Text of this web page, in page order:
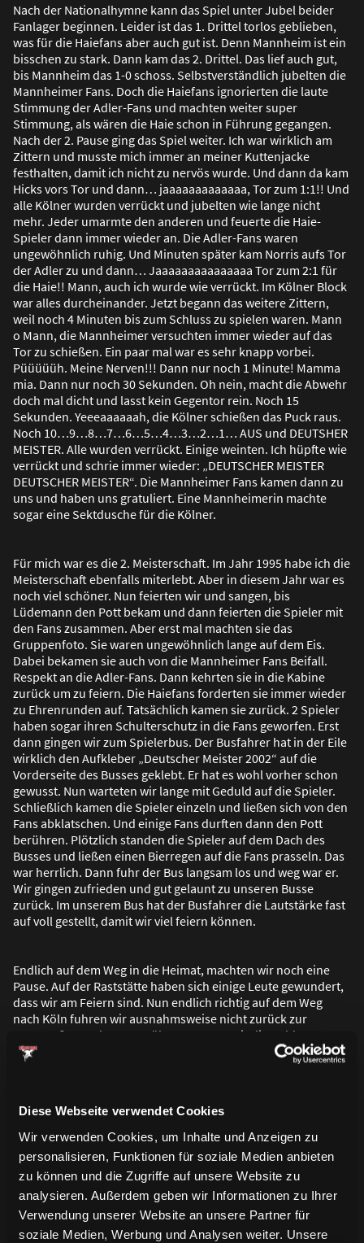
Diese Webseite verwendet Cookies
Wir verwenden Cookies, um Inhalte und Anzeigen zu
personalisieren, Funktionen für soziale Medien anbieten
zu können und die Zugriffe auf unsere Website zu
analysieren. Außerdem geben wir Informationen zu Ihrer
Verwendung unserer Website an unsere Partner für
soziale Medien, Werbung und Analysen weiter. Unsere
Nach der Nationalhymne kann das Spiel unter Jubel beider
Fanlager beginnen. Leider ist das 1. Drittel torlos geblieben,
was für die Haiefans aber auch gut ist. Denn Mannheim ist ein
bisschen zu stark. Dann kam das 2. Drittel. Das lief auch gut,
bis Mannheim das 1-0 schoss. Selbstverständlich jubelten die
Mannheimer Fans. Doch die Haiefans ignorierten die laute
Stimmung der Adler-Fans und machten weiter super
Stimmung, als wären die Haie schon in Führung gegangen.
Nach der 2. Pause ging das Spiel weiter. Ich war wirklich am
Zittern und musste mich immer an meiner Kuttenjacke
festhalten, damit ich nicht zu nervös wurde. Und dann da kam
Hicks vors Tor und dann… jaaaaaaaaaaaaa, Tor zum 1:1!! Und
alle Kölner wurden verrückt und jubelten wie lange nicht
mehr. Jeder umarmte den anderen und feuerte die Haie-
Spieler dann immer wieder an. Die Adler-Fans waren
ungewöhnlich ruhig. Und Minuten später kam Norris aufs Tor
der Adler zu und dann… Jaaaaaaaaaaaaaaa Tor zum 2:1 für
die Haie!! Mann, auch ich wurde wie verrückt. Im Kölner Block
war alles durcheinander. Jetzt begann das weitere Zittern,
weil noch 4 Minuten bis zum Schluss zu spielen waren. Mann
o Mann, die Mannheimer versuchten immer wieder auf das
Tor zu schießen. Ein paar mal war es sehr knapp vorbei.
Püüüüüh. Meine Nerven!!! Dann nur noch 1 Minute! Mamma
mia. Dann nur noch 30 Sekunden. Oh nein, macht die Abwehr
doch mal dicht und lasst kein Gegentor rein. Noch 15
Sekunden. Yeeeaaaaaah, die Kölner schießen das Puck raus.
Noch 10…9…8…7…6…5…4…3…2…1… AUS und DEUTSHER
MEISTER. Alle wurden verrückt. Einige weinten. Ich hüpfte wie
verrückt und schrie immer wieder: „DEUTSCHER MEISTER
DEUTSCHER MEISTER“. Die Mannheimer Fans kamen dann zu
uns und haben uns gratuliert. Eine Mannheimerin machte
sogar eine Sektdusche für die Kölner.
Für mich war es die 2. Meisterschaft. Im Jahr 1995 habe ich die
Meisterschaft ebenfalls miterlebt. Aber in diesem Jahr war es
noch viel schöner. Nun feierten wir und sangen, bis
Lüdemann den Pott bekam und dann feierten die Spieler mit
den Fans zusammen. Aber erst mal machten sie das
Gruppenfoto. Sie waren ungewöhnlich lange auf dem Eis.
Dabei bekamen sie auch von die Mannheimer Fans Beifall.
Respekt an die Adler-Fans. Dann kehrten sie in die Kabine
zurück um zu feiern. Die Haiefans forderten sie immer wieder
zu Ehrenrunden auf. Tatsächlich kamen sie zurück. 2 Spieler
haben sogar ihren Schulterschutz in die Fans geworfen. Erst
dann gingen wir zum Spielerbus. Der Busfahrer hat in der Eile
wirklich den Aufkleber „Deutscher Meister 2002“ auf die
Vorderseite des Busses geklebt. Er hat es wohl vorher schon
gewusst. Nun warteten wir lange mit Geduld auf die Spieler.
Schließlich kamen die Spieler einzeln und ließen sich von den
Fans abklatschen. Und einige Fans durften dann den Pott
berühren. Plötzlich standen die Spieler auf dem Dach des
Busses und ließen einen Bierregen auf die Fans prasseln. Das
war herrlich. Dann fuhr der Bus langsam los und weg war er.
Wir gingen zufrieden und gut gelaunt zu unseren Busse
zurück. Im unserem Bus hat der Busfahrer die Lautstärke fast
auf voll gestellt, damit wir viel feiern können.
Endlich auf dem Weg in die Heimat, machten wir noch eine
Pause. Auf der Raststätte haben sich einige Leute gewundert,
dass wir am Feiern sind. Nun endlich richtig auf dem Weg
nach Köln fuhren wir ausnahmsweise nicht zurück zur
ß e sondern zur Kölnarena2, wo wir die Helden
empfangen wollten. Die Daheimgebliebenen jubelten uns
Mannheim-Fahrern zu. Und dann umarmte ich einige
diese Spieler. Sie waren wie in Mannheim wieder auf dem
Dach. Sogar der Haie-Boss war auf dem Dach. Einer der Fans
zündete ein bengalisches Feuer. Nun waren die Spieler schon
in der Arena2. Sofort gingen die Fans ebenfalls in die Arena2,
um auf dem Eis die Spieler zu bejubeln. Holger Rathke
bedankte sich per Mikro bei jedem Spieler. Und Lüdemann
ließdie Fans den Pott berühren. Das war ein schönes Erlebnis
nicht nur für die Fans sondern auch für die Spieler.